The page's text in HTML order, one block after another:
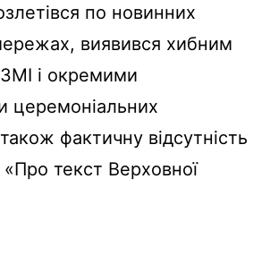
по новинних
виявився хибним
і окремими
церемоніальних
фактичну відсутність
текст Верховної